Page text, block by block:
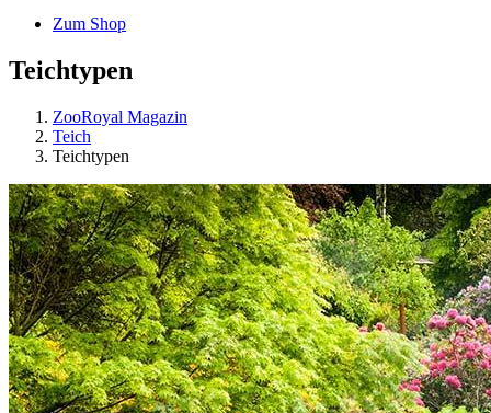
Zum Shop
Teichtypen
ZooRoyal Magazin
Teich
Teichtypen